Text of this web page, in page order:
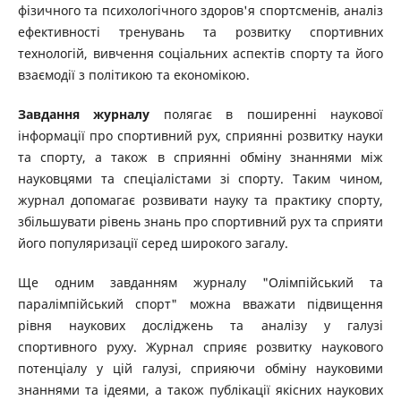
фізичного та психологічного здоров'я спортсменів, аналіз
ефективності тренувань та розвитку спортивних
технологій, вивчення соціальних аспектів спорту та його
взаємодії з політикою та економікою.
Завдання журналу полягає в поширенні наукової
інформації про спортивний рух, сприянні розвитку науки
та спорту, а також в сприянні обміну знаннями між
науковцями та спеціалістами зі спорту. Таким чином,
журнал допомагає розвивати науку та практику спорту,
збільшувати рівень знань про спортивний рух та сприяти
його популяризації серед широкого загалу.
Ще одним завданням журналу "Олімпійський та
паралімпійський спорт" можна вважати підвищення
рівня наукових досліджень та аналізу у галузі
спортивного руху. Журнал сприяє розвитку наукового
потенціалу у цій галузі, сприяючи обміну науковими
знаннями та ідеями, а також публікації якісних наукових